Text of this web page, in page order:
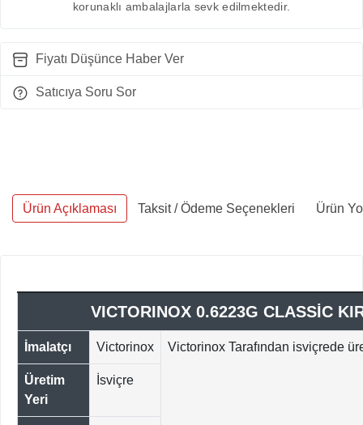
korunaklı ambalajlarla sevk edilmektedir.
Fiyatı Düşünce Haber Ver
Satıcıya Soru Sor
Ürün Açıklaması Taksit / Ödeme Seçenekleri Ürün
VICTORINOX 0.6223G CLASSİC
İmalatçı Victorinox Victorinox Tarafından isviçrede
Üretim
Yeri
İsviçre